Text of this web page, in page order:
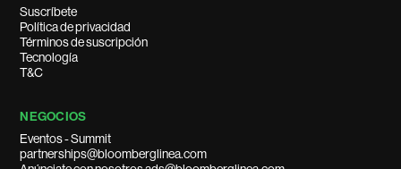
Suscríbete
Política de privacidad
Términos de suscripción
Tecnología
T&C
NEGOCIOS
Eventos - Summit
partnerships@bloomberglinea.com